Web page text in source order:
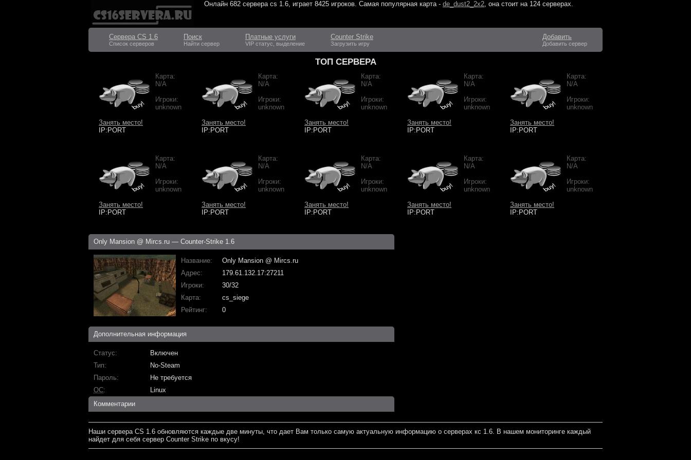
Онлайн 682 сервера cs 1.6, играет 8425 игроков. Самая популярная карта - de_dust2_2x2, она стоит на 124 серверах.
Сервера CS 1.6
Список серверов
Поиск
Найти сервер
Платные услуги
VIP статус, выделение
Counter Strike
Загрузить игру
Добавить
Добавить сервер
ТОП СЕРВЕРА
Карта:
N/A
Игроки:
unknown
Занять место!
IP:PORT
Карта:
N/A
Игроки:
unknown
Занять место!
IP:PORT
Карта:
N/A
Игроки:
unknown
Занять место!
IP:PORT
Карта:
N/A
Игроки:
unknown
Занять место!
IP:PORT
Карта:
N/A
Игроки:
unknown
Занять место!
IP:PORT
Карта:
N/A
Игроки:
unknown
Занять место!
IP:PORT
Карта:
N/A
Игроки:
unknown
Занять место!
IP:PORT
Карта:
N/A
Игроки:
unknown
Занять место!
IP:PORT
Карта:
N/A
Игроки:
unknown
Занять место!
IP:PORT
Карта:
N/A
Игроки:
unknown
Занять место!
IP:PORT
Only Mansion @ Mircs.ru — Counter-Strike 1.6
Название
Only Mansion @ Mircs.ru
Адрес
179.61.132.17:27211
Игроки
30/32
Карта
cs_siege
Рейтинг
0
Дополнительная информация
Статус
Включен
Тип
No-Steam
Пароль
Не требуется
ОС
Linux
Комментарии
Наши сервера CS 1.6 обновляются каждые две минуты, что дает Вам только самую актуальную информацию о серверах кс 1.6. В нашем мониторинге каждый
найдет для себя сервер Counter Strike по вкусу!